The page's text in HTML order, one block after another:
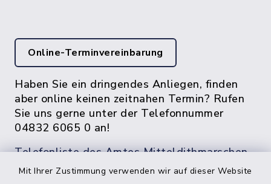
Mit Ihrer Zustimmung verwenden wir auf dieser Website
Online-Terminvereinbarung
Haben Sie ein dringendes Anliegen, finden
aber online keinen zeitnahen Termin? Rufen
Sie uns gerne unter der Telefonnummer
04832 6065 0 an!
Telefonliste des Amtes Mitteldithmarschen